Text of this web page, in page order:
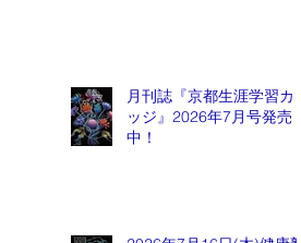
月刊誌『京都生涯学習カレ
ッジ』2026年7月号発売
中！